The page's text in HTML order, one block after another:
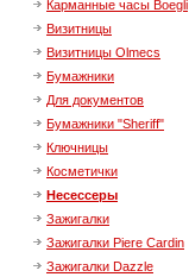
Карманные часы Boegli
Визитницы
Визитницы Olmecs
Бумажники
Для документов
Бумажники "Sheriff"
Ключницы
Косметички
Несессеры
Зажигалки
Зажигалки Piere Cardin
Зажигалки Dazzle